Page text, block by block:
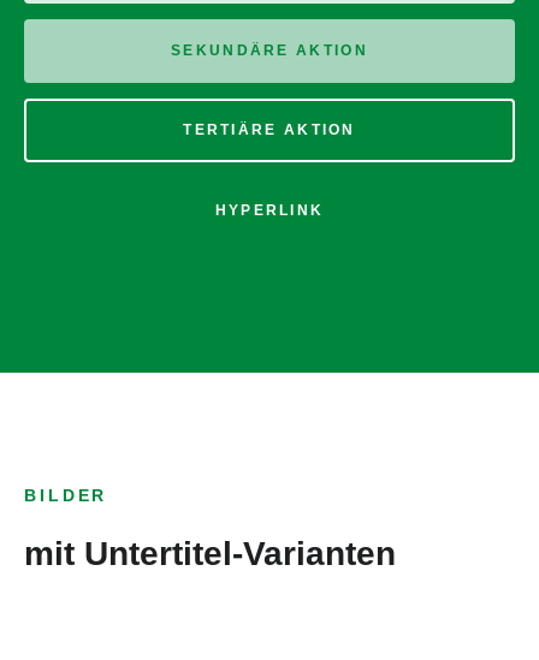
SEKUNDÄRE AKTION
TERTIÄRE AKTION
HYPERLINK
BILDER
mit Untertitel-Varianten